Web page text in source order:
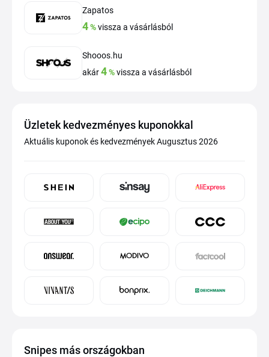
Zapatos
4%vissza a vásárlásból
Shooos.hu
akár4%vissza a vásárlásból
Üzletek kedvezményes kuponokkal
Aktuális kuponok és kedvezmények Augusztus 2026
Snipes más országokban